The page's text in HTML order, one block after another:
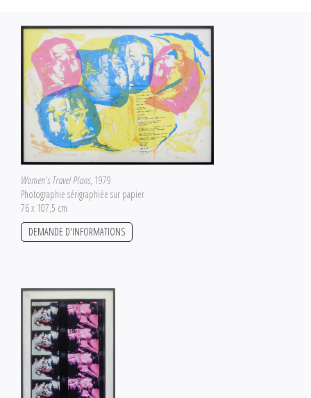
Women's Travel Plans, 1979
Photographie sérigraphiée sur papier
76 x 107,5 cm
DEMANDE D'INFORMATIONS